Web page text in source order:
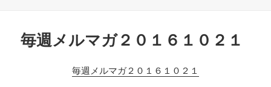
ー
毎週メルマガ２０１６１０２１
毎週メルマガ２０１６１０２１